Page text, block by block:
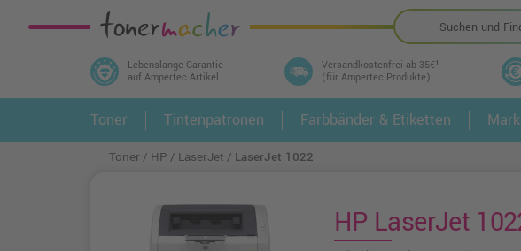
Lebenslange Garantie
auf Ampertec Artikel
Versandkostenfrei ab 35€¹
(für Ampertec Produkte)
In 3 einfachen Schritten ihr Druckermodell
und alle dazu passenden Artikel finden ➤ 1.
Toner Tintenpatronen Farbbänder & Etiketten
Toner HP LaserJet LaserJet 1022
HP LaserJet